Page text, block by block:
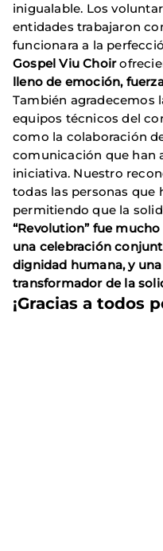
inigualable. Los
entidades trabajaron
funcionara a la
Gospel Viu Choir
lleno de emoción,
También agradecemos
equipos técnicos del
como la colaboración
comunicación que han
iniciativa. Nuestro
todas las personas que
permitiendo que la
“Revolution” fue
una celebración
dignidad humana, y
transformador de la
¡Gracias a todos